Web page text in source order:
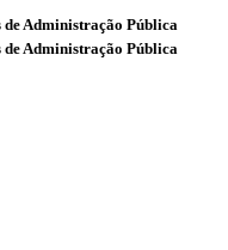
de Administração Pública
de Administração Pública